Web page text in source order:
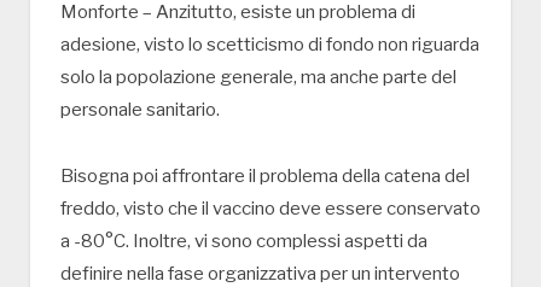
Monforte – Anzitutto, esiste un problema di
adesione, visto lo scetticismo di fondo non riguarda
solo la popolazione generale, ma anche parte del
personale sanitario.
Bisogna poi affrontare il problema della catena del
freddo, visto che il vaccino deve essere conservato
a -80°C. Inoltre, vi sono complessi aspetti da
definire nella fase organizzativa per un intervento